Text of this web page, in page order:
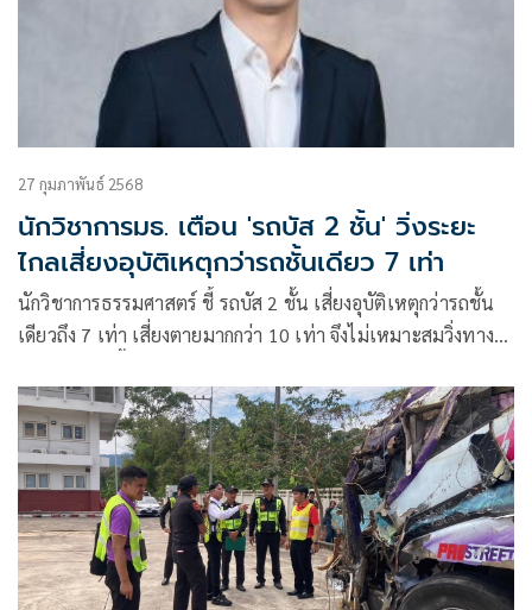
27 กุมภาพันธ์ 2568
นักวิชาการมธ. เตือน 'รถบัส 2 ชั้น' วิ่งระยะ
ไกลเสี่ยงอุบัติเหตุกว่ารถชั้นเดียว 7 เท่า
นักวิชาการธรรมศาสตร์ ชี้ รถบัส 2 ชั้น เสี่ยงอุบัติเหตุกว่ารถชั้น
เดียวถึง 7 เท่า เสี่ยงตายมากกว่า 10 เท่า จึงไม่เหมาะสมวิ่งทาง
‘จุดศูนย์ถ่วง’ ไม่สมดุล ระบุ ต่างประเทศใช้แค่เป็นรถชมเมือง
เท่านั้น เสนอแก้ปัญหาเบื้องต้น กำหนดโซนให้รถ 2 ชั้น วิ่งได้
จำกัด